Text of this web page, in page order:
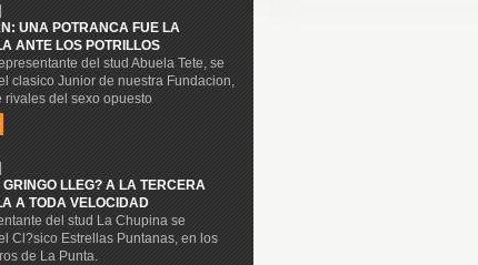
UNA POTRANCA FUE LA
ANTE LOS POTRILLOS
del stud Abuela Tete, se
clasico Junior de nuestra Fundacion,
rivales del sexo opuesto
GRINGO LLEG? A LA TERCERA
A TODA VELOCIDAD
del stud La Chupina se
Cl?sico Estrellas Puntanas, en los
de La Punta.